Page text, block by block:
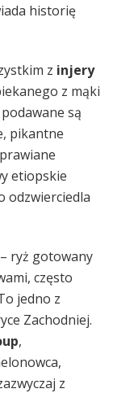
historię
z injery
z mąki
są
pikantne
etiopskie
odzwierciedla
– ryż gotowany
często
jedno z
Zachodniej.
,
z